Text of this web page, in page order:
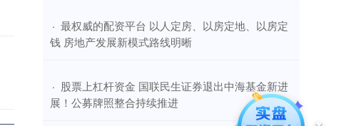
· ​最权威的配资平台 以人定房、以房定地、以房定
钱 房地产发展新模式路线明晰
· ​股票上杠杆资金 国联民生证券退出中海基金新进
展！公募牌照整合持续推进